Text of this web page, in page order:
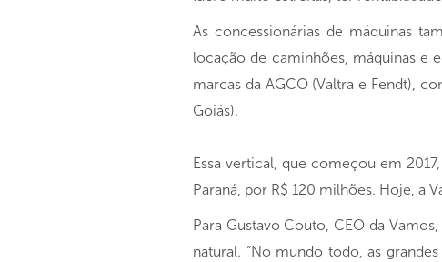
As concessionárias de máquinas
locação de caminhões, máquinas e
marcas da AGCO (Valtra e Fendt),
Goiás).
Essa vertical, que começou em
Paraná, por R$ 120 milhões. Hoje, a
Para Gustavo Couto, CEO da
natural. “No mundo todo, as